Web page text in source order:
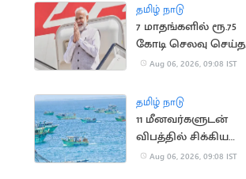
தமிழ் நாடு
7 மாதங்களில் ரூ.75
கோடி செலவு செய்த
பிரதமர் மோடி
Aug 06, 2026, 09:08 IST
தமிழ் நாடு
11 மீனவர்களுடன்
விபத்தில் சிக்கிய
இந்திய மீனவர்களின்
Aug 06, 2026, 09:08 IST